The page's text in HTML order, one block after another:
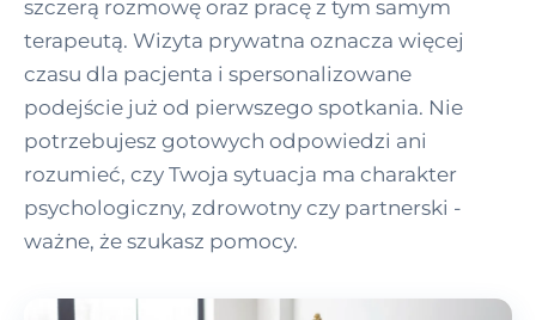
szczerą rozmowę oraz pracę z tym samym
terapeutą. Wizyta prywatna oznacza więcej
czasu dla pacjenta i spersonalizowane
podejście już od pierwszego spotkania. Nie
potrzebujesz gotowych odpowiedzi ani
rozumieć, czy Twoja sytuacja ma charakter
psychologiczny, zdrowotny czy partnerski -
ważne, że szukasz pomocy.